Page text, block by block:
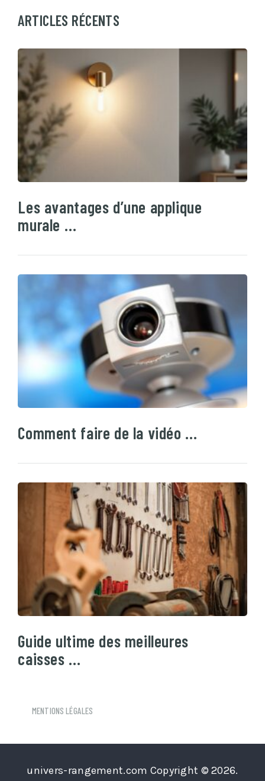
ARTICLES RÉCENTS
Les avantages d’une applique
murale …
Comment faire de la vidéo …
Guide ultime des meilleures
caisses …
MENTIONS LÉGALES
univers-rangement.com Copyright © 2026.